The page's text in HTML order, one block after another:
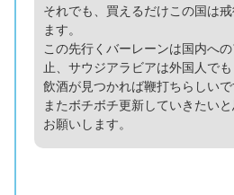
それでも、買えるだけこの国は
ます。
この先行くバーレーンは国内へ
止、サウジアラビアは外国人でも
飲酒が見つかれば鞭打ちらしいで
またボチボチ更新していきたい
お願いします。